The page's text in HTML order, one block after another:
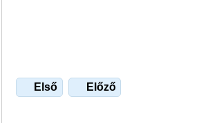
Első Előző